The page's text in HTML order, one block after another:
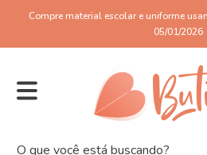
Compre material escolar e uniforme
05/01/2026